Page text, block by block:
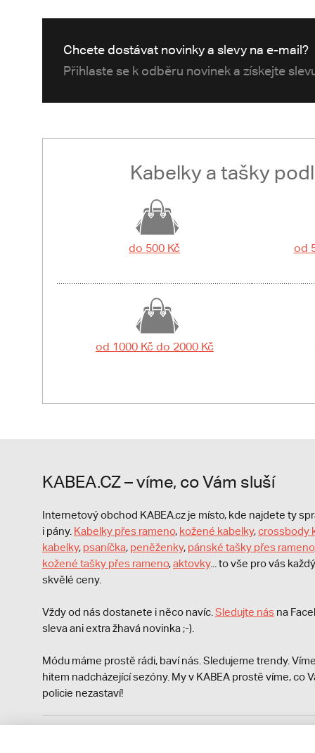
Chcete dostávat novinky a slevy na e-mail?
Přihlaste se k odběru novinek a získejte
Kabelky a tašky
do 500 Kč od
od 1000 Kč do 2000 Kč
KABEA.CZ – víme, co Vám sluší
Internetový obchod KABEA.cz je místo, kde najdete ty
i pány. Kabelky přes rameno, kožené kabelky,crossbody
kabelky, psaníčka, peněženky, pánské tašky přes rameno
kožené tašky přes rameno,aktovky... to vše pro vás
skvělé ceny.
Vždy od nás dostanete i něco navíc. Sledujte nás na
sleva ani extra žhavá novinka ;-).
Módu máme prostě rádi, baví nás. Sledujeme trendy.
hitem nadcházející sezóny. My v KABEA prostě víme, co
policie nezastaví!
Zároveň je povinen zaevidovat přijatou tržbu u správce